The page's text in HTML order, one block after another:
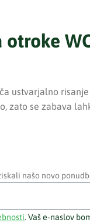
ustvarjalno
zato se zabava
našo novo
. Vaš e-naslov